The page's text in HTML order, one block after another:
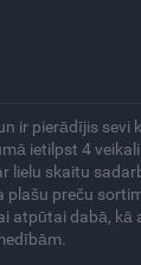
ir pierādījis
ietilpst 4
lielu skaitu
plašu preču
atpūtai dabā, kā